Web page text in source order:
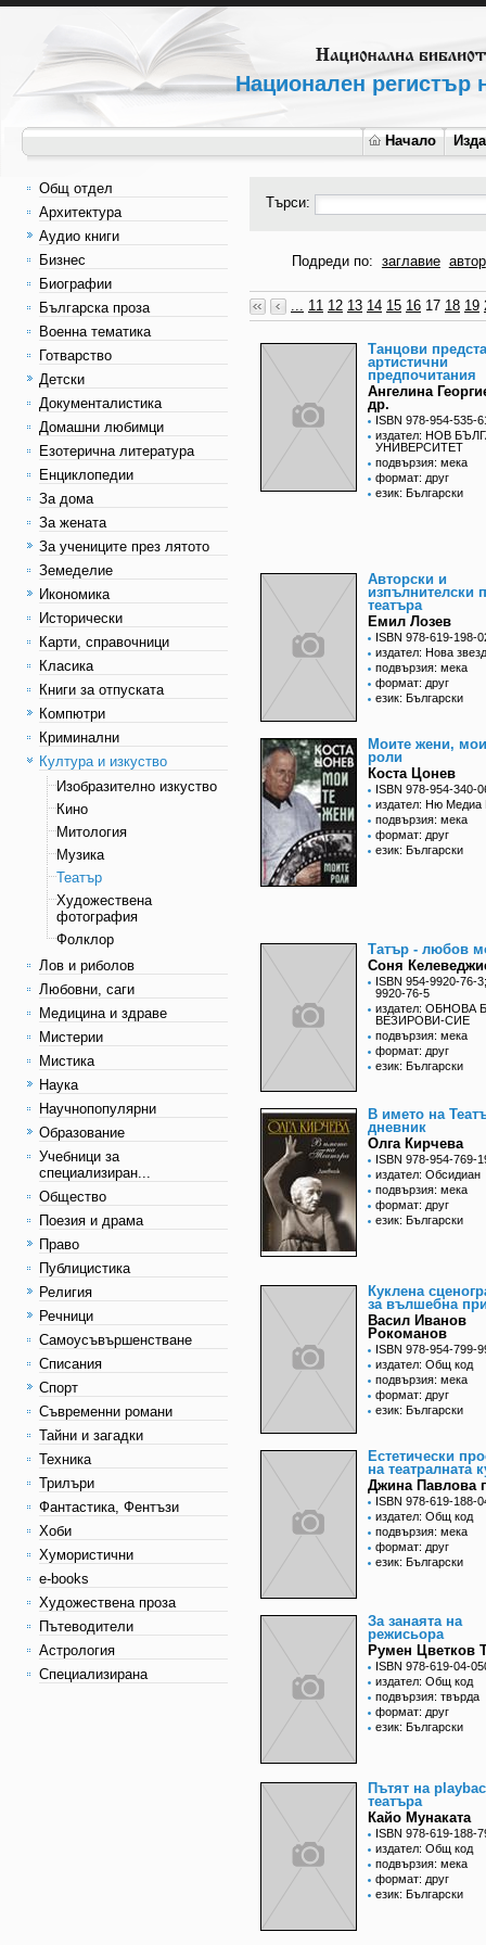
Национален регистър
Начало
Общ отдел
Архитектура
Аудио книги
Бизнес
Биографии
Българска проза
Военна тематика
Готварство
Детски
Документалистика
Домашни любимци
Езотерична литература
Енциклопедии
За дома
За жената
За учениците през лятото
Земеделие
Икономика
Исторически
Карти, справочници
Класика
Книги за отпуската
Компютри
Криминални
Култура и изкуство
Изобразително изкуство
Кино
Митология
Музика
Театър
Художествена
фотография
Фолклор
Лов и риболов
Любовни, саги
Медицина и здраве
Мистерии
Мистика
Наука
Научнопопулярни
Образование
Учебници за
специализиран...
Общество
Поезия и драма
Право
Публицистика
Религия
Речници
Самоусъвършенстване
Списания
Спорт
Съвременни романи
Тайни и загадки
Техника
Трилъри
Фантастика, Фентъзи
Хоби
Хумористични
e-books
Художествена проза
Пътеводители
Астрология
Специализирана
Търси:
Подреди по: заглавие автор
... 11 12 13 14 15 16 17 18 19
Танцови
артистични
предпочитания
Ангелина
др.
ISBN 978-954-535-
издател: НОВ
УНИВЕРСИТЕТ
подвързия: мека
формат: друг
език: Български
Авторски и
изпълнителски
театъра
Емил Лозев
ISBN 978-619-198-
издател: Нова
подвързия: мека
формат: друг
език: Български
Моите жени,
роли
Коста Цонев
ISBN 978-954-340-
издател: Ню Медиа
подвързия: мека
формат: друг
език: Български
Татър - любов
Соня
ISBN 954-9920-76-
9920-76-5
издател: ОБНОВА
ВЕЗИРОВИ-СИЕ
подвързия: мека
формат: друг
език: Български
В името на
дневник
Олга Кирчева
ISBN 978-954-769-
издател: Обсидиан
подвързия: мека
формат: друг
език: Български
Куклена
за вълшебна
Васил Иванов
Рокоманов
ISBN 978-954-799-
издател: Общ код
подвързия: мека
формат: друг
език: Български
Естетически
на театралната
Джина Павлова
ISBN 978-619-188-
издател: Общ код
подвързия: мека
формат: друг
език: Български
За занаята на
режисьора
Румен Цветков
ISBN 978-619-04-
издател: Общ код
подвързия: твърда
формат: друг
език: Български
Пътят на
театъра
Кайо Мунаката
ISBN 978-619-188-
издател: Общ код
подвързия: мека
формат: друг
език: Български